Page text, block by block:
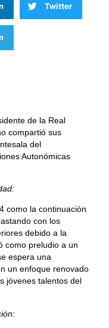
Twitter
de la Real
compartió sus
del
Autonómicas
como la continuación
con los
debido a la
como preludio a un
espera una
un enfoque renovado
jóvenes talentos del